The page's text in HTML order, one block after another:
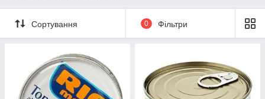
Сортування 0 Фільтри